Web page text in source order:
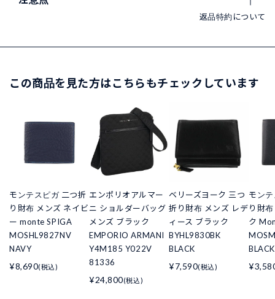
返品特約について
この商品を見た方はこちらもチェックしています
モンテスピガ 二つ折
り財布 メンズ ネイビ
ー monte SPIGA
MOSHL9827NV
NAVY
¥8,690(税込)
エンポリオアルマー
ニ ショルダーバッグ
メンズ ブラック
EMPORIO ARMANI
Y4M185 Y022V
81336
¥24,800(税込)
ベリーズヨーク 三つ
折り財布 メンズ レデ
ィース ブラック
BYHL9830BK
BLACK
¥7,590(税込)
モン
り財
ク
BLACK